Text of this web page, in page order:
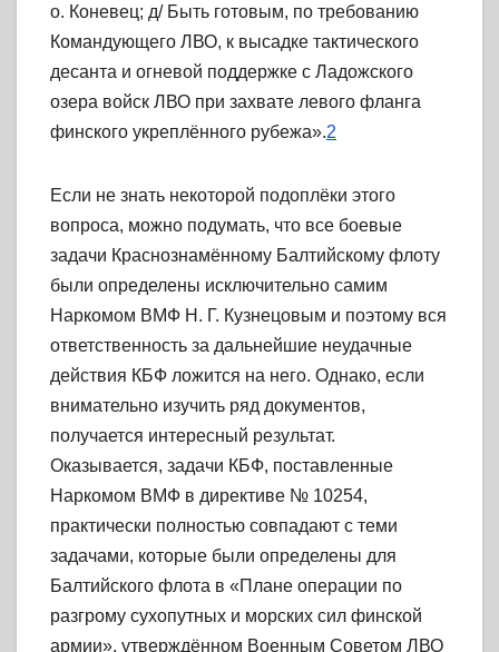
о. Коневец; д/ Быть готовым, по требованию
Командующего ЛВО, к высадке тактического
десанта и огневой поддержке с Ладожского
озера войск ЛВО при захвате левого фланга
финского укреплённого рубежа».2
Если не знать некоторой подоплёки этого
вопроса, можно подумать, что все боевые
задачи Краснознамённому Балтийскому флоту
были определены исключительно самим
Наркомом ВМФ Н. Г. Кузнецовым и поэтому вся
ответственность за дальнейшие неудачные
действия КБФ ложится на него. Однако, если
внимательно изучить ряд документов,
получается интересный результат.
Оказывается, задачи КБФ, поставленные
Наркомом ВМФ в директиве № 10254,
практически полностью совпадают с теми
задачами, которые были определены для
Балтийского флота в «Плане операции по
разгрому сухопутных и морских сил финской
армии», утверждённом Военным Советом ЛВО